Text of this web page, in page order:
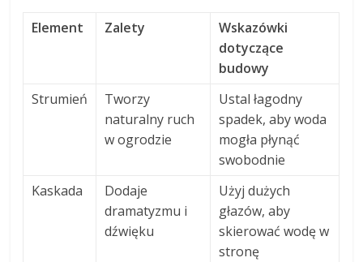
Element Zalety
Wskazówki
dotyczące
budowy
Strumień
Tworzy
naturalny ruch
w ogrodzie
Ustal łagodny
spadek, aby woda
mogła płynąć
swobodnie
Kaskada
Dodaje
dramatyzmu i
dźwięku
Użyj dużych
głazów, aby
skierować wodę w
stronę